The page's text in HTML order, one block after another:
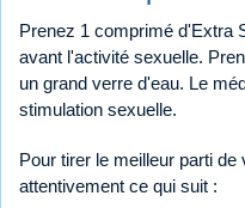
Prenez 1 comprimé d'Extra
avant l'activité sexuelle.
un grand verre d'eau. Le
stimulation sexuelle.
Pour tirer le meilleur parti
attentivement ce qui suit :